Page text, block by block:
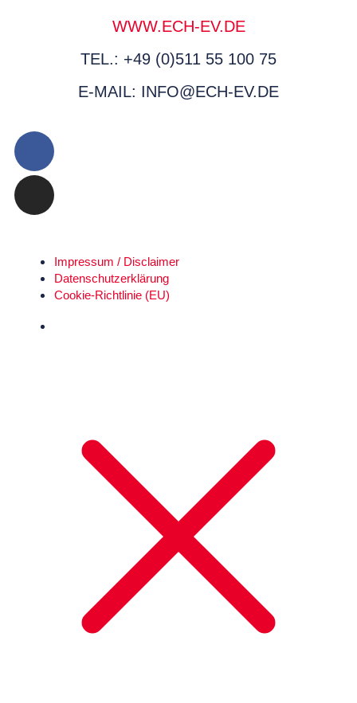
WWW.ECH-EV.DE
TEL.: +49 (0)511 55 100 75
E-MAIL: INFO@ECH-EV.DE
Impressum / Disclaimer
Datenschutz­erklärung
Cookie-Richtlinie (EU)